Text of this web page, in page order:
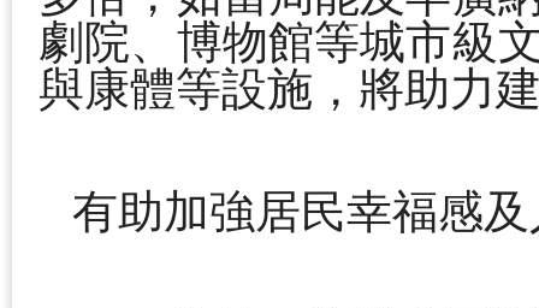
劇院、博物館等城市級
與康體等設施，將助力
有助加強居民幸福感